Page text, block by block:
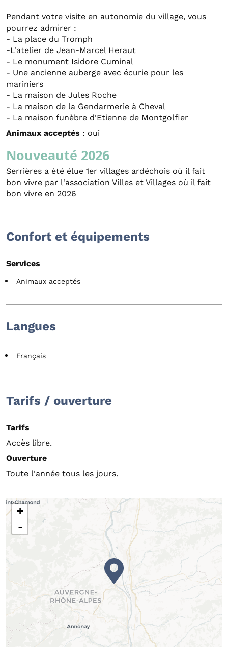
Pendant votre visite en autonomie du village, vous
pourrez admirer :
- La place du Tromph
-L'atelier de Jean-Marcel Heraut
- Le monument Isidore Cuminal
- Une ancienne auberge avec écurie pour les
mariniers
- La maison de Jules Roche
- La maison de la Gendarmerie à Cheval
- La maison funèbre d'Etienne de Montgolfier
Animaux acceptés : oui
Nouveauté 2026
Serrières a été élue 1er villages ardéchois où il fait
bon vivre par l'association Villes et Villages où il fait
bon vivre en 2026
Confort et équipements
Services
Animaux acceptés
Langues
Français
Tarifs / ouverture
Tarifs
Accès libre.
Ouverture
Toute l'année tous les jours.
+
-